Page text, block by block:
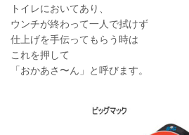
トイレにおいてあり、
ウンチが終わって一人で拭けず
仕上げを手伝ってもらう時は
これを押して
「おかあさ〜ん」と呼びます。